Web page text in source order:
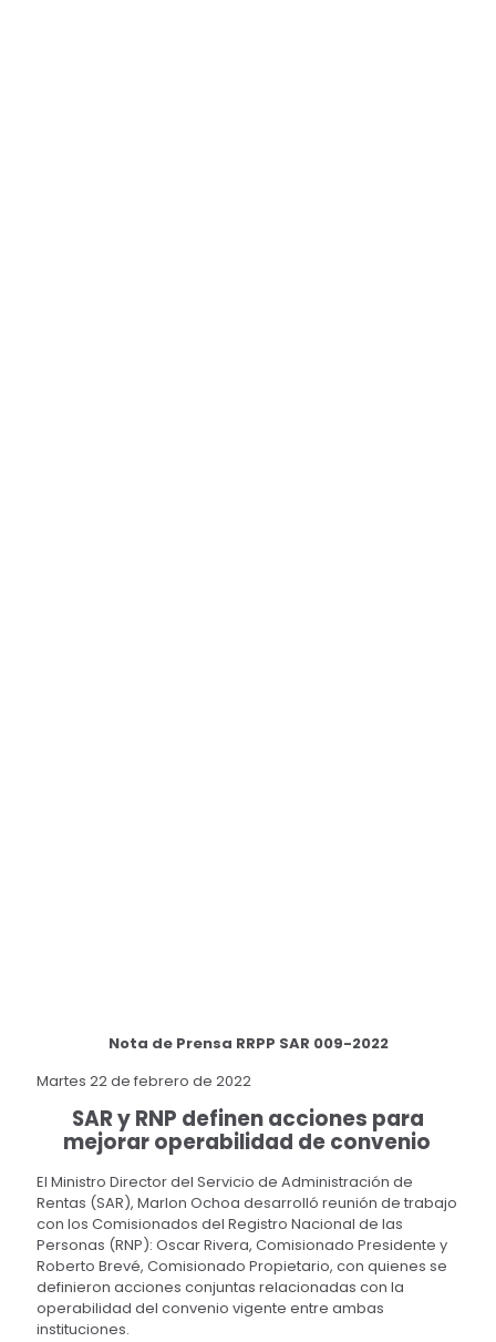
Nota de Prensa RRPP SAR 009-2022
Martes 22 de febrero de 2022
SAR y RNP definen acciones para
mejorar operabilidad de convenio
El Ministro Director del Servicio de Administración de
Rentas (SAR), Marlon Ochoa desarrolló reunión de trabajo
con los Comisionados del Registro Nacional de las
Personas (RNP): Oscar Rivera, Comisionado Presidente y
Roberto Brevé, Comisionado Propietario, con quienes se
definieron acciones conjuntas relacionadas con la
operabilidad del convenio vigente entre ambas
instituciones.